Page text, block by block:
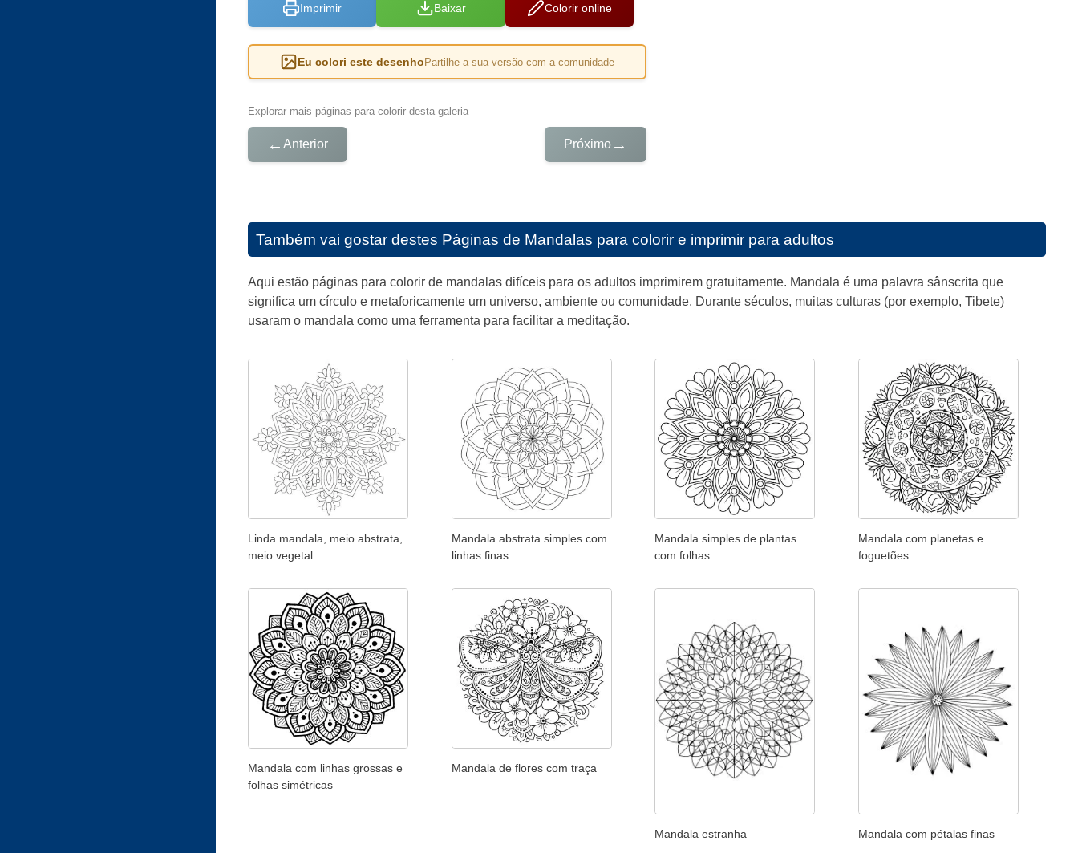
Imprimir Baixar Colorir online
Eu colori este desenho Partilhe a sua versão com a comunidade
Explorar mais páginas para colorir desta galeria
← Anterior Próximo →
Também vai gostar destes Páginas de Mandalas para colorir e imprimir para adultos
Aqui estão páginas para colorir de mandalas difíceis para os adultos imprimirem gratuitamente. Mandala é uma palavra sânscrita que
significa um círculo e metaforicamente um universo, ambiente ou comunidade. Durante séculos, muitas culturas (por exemplo, Tibete)
usaram o mandala como uma ferramenta para facilitar a meditação.
Linda mandala, meio abstrata,
meio vegetal
Mandala abstrata simples com
linhas finas
Mandala simples de plantas
com folhas
Mandala com planetas e
foguetões
Mandala com linhas grossas e
folhas simétricas
Mandala de flores com traça
Mandala estranha Mandala com pétalas finas